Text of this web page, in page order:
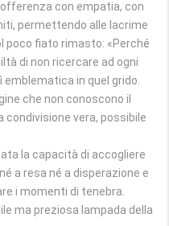
con empatia, con
permettendo alle lacrime
poco fiato rimasto: «Perché
di non ricercare ad ogni
in quel grido.
che non conoscono il
condivisione vera, possibile
la capacità di accogliere
a resa né a disperazione e
i momenti di tenebra.
ma preziosa lampada della